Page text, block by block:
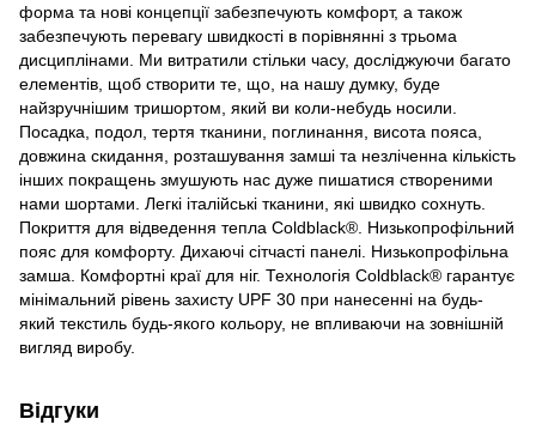
форма та нові концепції забезпечують комфорт, а також
забезпечують перевагу швидкості в порівнянні з трьома
дисциплінами. Ми витратили стільки часу, досліджуючи багато
елементів, щоб створити те, що, на нашу думку, буде
найзручнішим тришортом, який ви коли-небудь носили.
Посадка, подол, тертя тканини, поглинання, висота пояса,
довжина скидання, розташування замші та незліченна кількість
інших покращень змушують нас дуже пишатися створеними
нами шортами. Легкі італійські тканини, які швидко сохнуть.
Покриття для відведення тепла Coldblack®. Низькопрофільний
пояс для комфорту. Дихаючі сітчасті панелі. Низькопрофільна
замша. Комфортні краї для ніг. Технологія Coldblack® гарантує
мінімальний рівень захисту UPF 30 при нанесенні на будь-
який текстиль будь-якого кольору, не впливаючи на зовнішній
вигляд виробу.
Відгуки